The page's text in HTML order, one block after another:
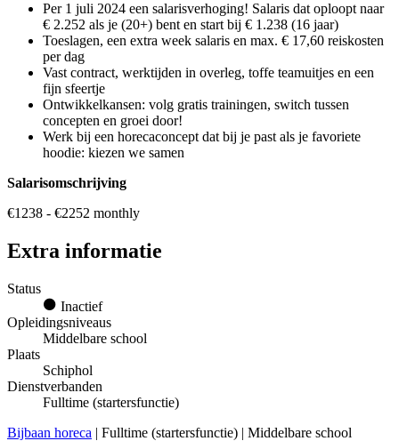
Per 1 juli 2024 een salarisverhoging! Salaris dat oploopt naar
€ 2.252 als je (20+) bent en start bij € 1.238 (16 jaar)
Toeslagen, een extra week salaris en max. € 17,60 reiskosten
per dag
Vast contract, werktijden in overleg, toffe teamuitjes en een
fijn sfeertje
Ontwikkelkansen: volg gratis trainingen, switch tussen
concepten en groei door!
Werk bij een horecaconcept dat bij je past als je favoriete
hoodie: kiezen we samen
Salarisomschrijving
€1238 - €2252 monthly
Extra informatie
Status
Inactief
Opleidingsniveaus
Middelbare school
Plaats
Schiphol
Dienstverbanden
Fulltime (startersfunctie)
Bijbaan horeca | Fulltime (startersfunctie) | Middelbare school